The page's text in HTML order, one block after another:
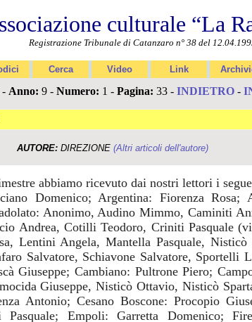
culturale “La
Registrazione Tribunale di Catanzaro n° 38 del
Cerca Video Link
- Anno: 9 - Numero: 1 - Pagina: 33 - INDIETRO -
AUTORE: DIREZIONE (Altri articoli dell'autore)
abbiamo ricevuto dai nostri lettori i
Domenico; Argentina: Fiorenza Rosa;
Anonimo, Audino Mimmo, Caminiti
Andrea, Cotilli Teodoro, Criniti Pasquale
Lentini Angela, Mantella Pasquale,
Salvatore, Schiavone Salvatore, Sportelli
Giuseppe; Cambiano: Pultrone Piero;
Giuseppe, Nisticò Ottavio, Nisticò
Antonio; Cesano Boscone: Procopio
Empoli: Garretta Domenico;